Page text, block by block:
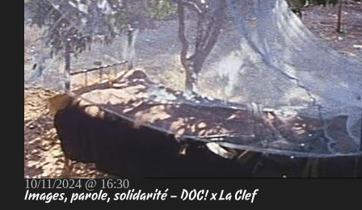
10/11/2024 @ 16:30
Images, parole, solidarité – DOC! x La Clef